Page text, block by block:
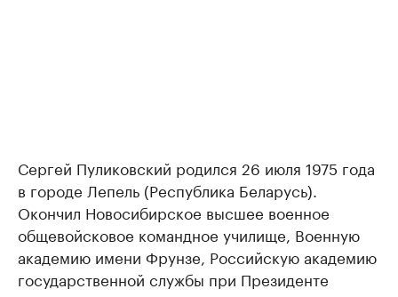
Сергей Пуликовский родился 26 июля 1975 года
в городе Лепель (Республика Беларусь).
Окончил Новосибирское высшее военное
общевойсковое командное училище, Военную
академию имени Фрунзе, Российскую академию
государственной службы при Президенте